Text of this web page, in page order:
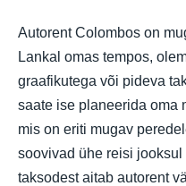
Autorent Colombos on
Lankal omas tempos,
graafikutega või pideva
saate ise planeerida oma
mis on eriti mugav
soovivad ühe reisi
taksodest aitab autorent